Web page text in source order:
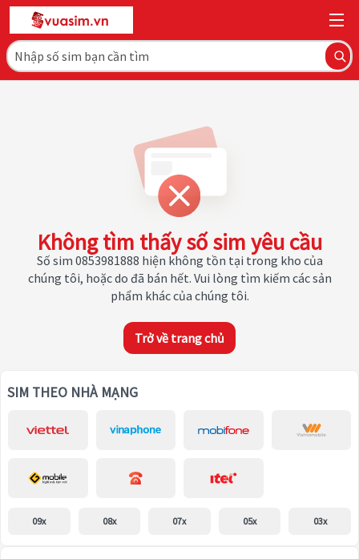
Không tìm thấy số sim yêu cầu
Số sim 0853981888 hiện không tồn tại trong kho của
chúng tôi, hoặc do đã bán hết. Vui lòng tìm kiếm các sản
phẩm khác của chúng tôi.
Trở về trang chủ
SIM THEO NHÀ MẠNG
09x 08x 07x 05x 03x